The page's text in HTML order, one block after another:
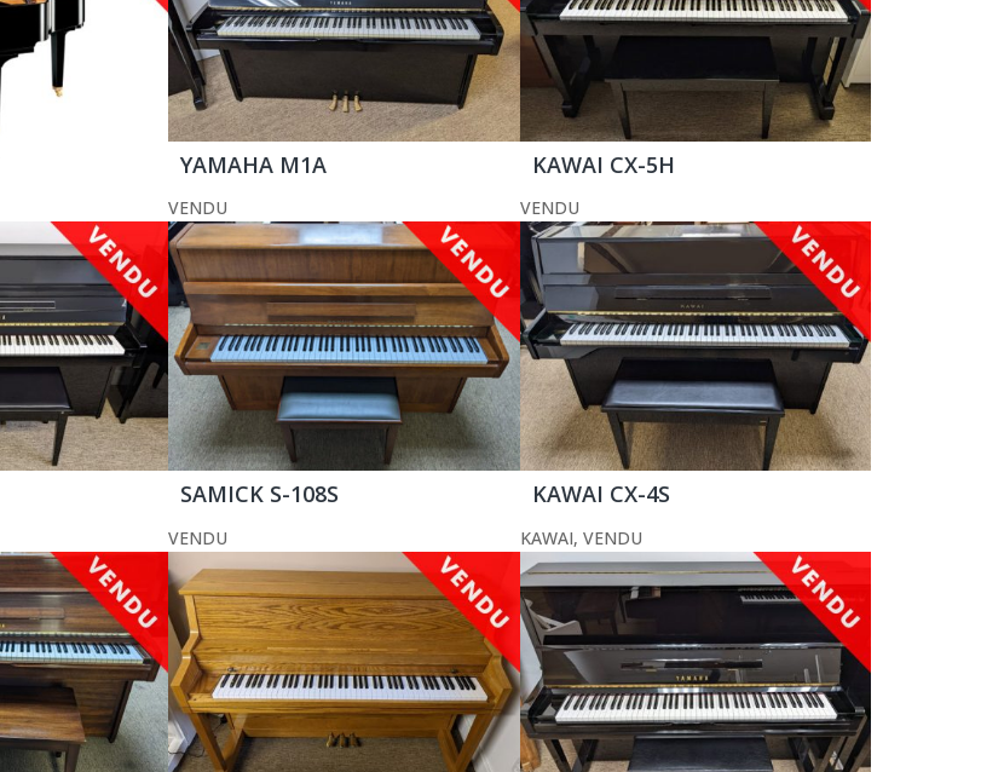
YAMAHA M1A
VENDU
KAWAI CX-5H
VENDU
SAMICK S-108S
VENDU
KAWAI CX-4S
KAWAI, VENDU